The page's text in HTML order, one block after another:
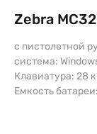
Zebra
с пистолетной
система:
Клавиатура: 28
Емкость